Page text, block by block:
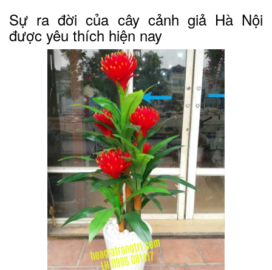
Sự ra đời của cây cảnh giả Hà Nội
được yêu thích hiện nay